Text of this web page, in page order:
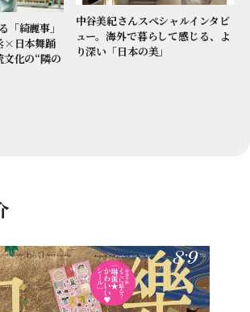
「綺麗事」
×日本舞踊
化の“隣の
中谷美紀さんスペシャルインタビ
ュー。海外で暮らして感じる、よ
り深い「日本の美」